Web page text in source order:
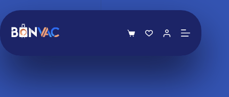
contenu
Panier